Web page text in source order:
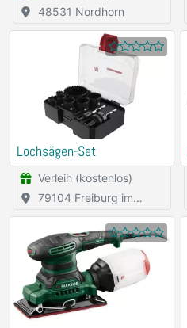
48531 Nordhorn
Lochsägen-Set
Verleih (kostenlos)
Breisgau